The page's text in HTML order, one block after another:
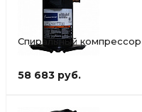
Спиральный компрессор
58 683 руб.